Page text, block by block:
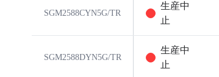
SGM2588CYN5G/TR
生産中
止
SGM2588DYN5G/TR
生産中
止